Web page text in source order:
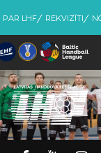
PAR LHF REKVIZĪTI